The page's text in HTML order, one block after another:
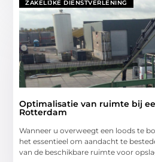
ZAKELIJKE DIENSTVERLENING
Optimalisatie van ruimte bij
Rotterdam
Wanneer u overweegt een loods te
het essentieel om aandacht te
van de beschikbare ruimte voor